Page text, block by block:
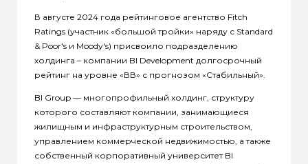
В августе 2024 года рейтинговое агентство Fitch
Ratings (участник «большой тройки» наряду с Standard
& Poor's и Moody's) присвоило подразделению
холдинга – компании BI Development долгосрочный
рейтинг на уровне «ВВ» с прогнозом «Стабильный».
BI Group — многопрофильный холдинг, структуру
которого составляют компании, занимающиеся
жилищным и инфраструктурным строительством,
управлением коммерческой недвижимостью, а также
собственный корпоративный университет BI